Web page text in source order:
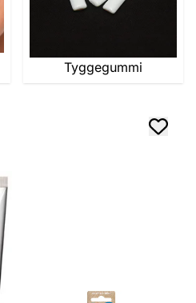
Tyggegummi